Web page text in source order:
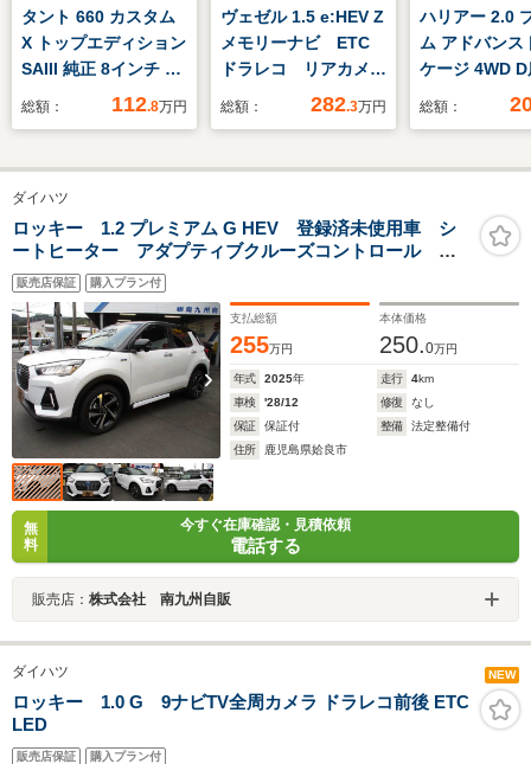
タント 660 カスタム
X トップエディション
SAIII 純正 8インチ SD
ナビ/スマートアシス
ートヒーター 運転席/
シート ハーフレザー/
ドライブレコーダー
社外/ヘッドランプ
LED
総額： 112.8万円
ヴェゼル 1.5 e:HEV Z
メモリーナビ ETC
ドラレコ リアカメ
ラ アダプティブ
イドSRS オートテー
デジ Bカメ キーレ
スエントリー Cソナ
総額： 282.3万円
ハリアー 2.0
ム アドバンス
ケージ 4WD D
ート Pバッ
タ-
総額：
ダイハツ
ロッキー 1.2 プレミアム G HEV 登録済未使用車 シ
ートヒーター アダプティブクルーズコントロール
LEDヘッドライト アルミホイール
販売店保証 購入プラン付
支払総額
255万円
本体価格
250.0万円
年式 2025年 走行 4km
車検
'28/12 修復
なし
保証
保証付 整備
法定整備付
住所
鹿児島県姶良市
無
料
今すぐ在庫確認・見積依頼
電話する
販売店： 株式会社 南九州自販
ダイハツ NEW
ロッキー 1.0 G 9ナビTV全周カメラ ドラレコ前後 ETC
LED
販売店保証 購入プラン付